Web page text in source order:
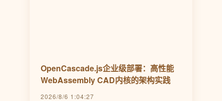
OpenCascade.js企业级部署：高性能
WebAssembly CAD内核的架构实践
2026/8/6 1:04:27